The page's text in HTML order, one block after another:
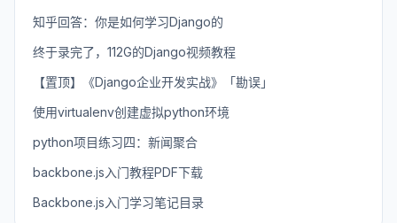
知乎回答：你是如何学习Django的
终于录完了，112G的Django视频教程
【置顶】《Django企业开发实战》「勘误」
使用virtualenv创建虚拟python环境
python项目练习四：新闻聚合
backbone.js入门教程PDF下载
Backbone.js入门学习笔记目录